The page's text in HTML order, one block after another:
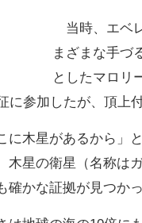
当時、エベ
まざまな手づ
としたマロリ
に参加したが、頂上
木星があるから」
木星の衛星（名称は
かな証拠が見つか